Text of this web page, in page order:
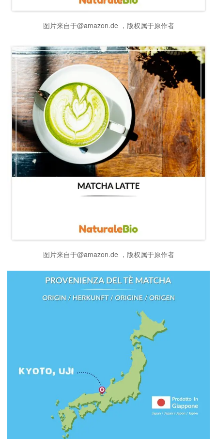
图片来自于@amazon.de ，版权属于原作者
图片来自于@amazon.de ，版权属于原作者